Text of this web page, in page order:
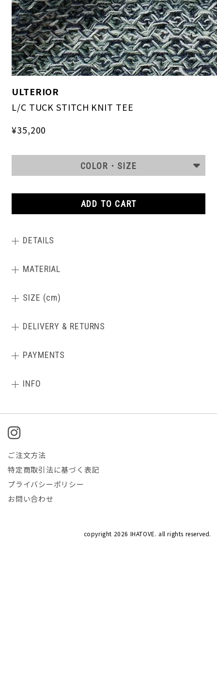
ULTERIOR
L/C TUCK STITCH KNIT TEE
¥35,200
COLOR・SIZE
ADD TO CART
DETAILS
MATERIAL
SIZE (cm)
DELIVERY & RETURNS
PAYMENTS
INFO
ご注文方法
特定商取引法に基づく表記
プライバシーポリシー
お問い合わせ
copyright 2026 IHATOVE. all rights reserved.